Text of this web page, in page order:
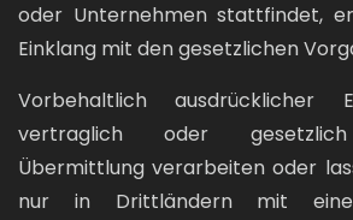
oder Unternehmen stattfindet,
Einklang mit den gesetzlichen
Vorbehaltlich ausdrücklicher
vertraglich oder
Übermittlung verarbeiten oder
nur in Drittländern mit